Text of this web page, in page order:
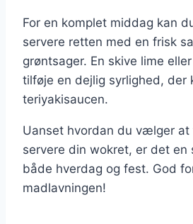
For en komplet middag kan
servere retten med en frisk
grøntsager. En skive lime
tilføje en dejlig syrlighed, der
teriyakisaucen.
Uanset hvordan du vælger at
servere din wokret, er det en
både hverdag og fest. God
madlavningen!